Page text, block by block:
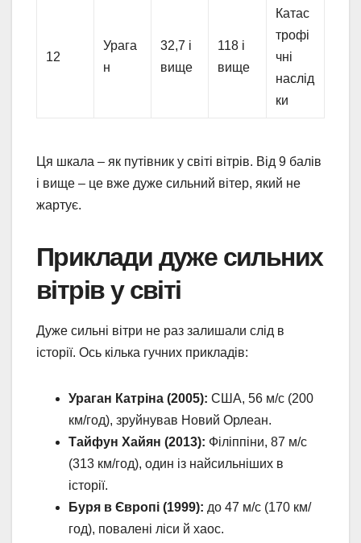
12
Урага
н
32,7 і
вище
118 і
вище
Катас
трофі
чні
наслід
ки
Ця шкала – як путівник у світі вітрів. Від 9 балів
і вище – це вже дуже сильний вітер, який не
жартує.
Приклади дуже сильних
вітрів у світі
Дуже сильні вітри не раз залишали слід в
історії. Ось кілька гучних прикладів:
Ураган Катріна (2005): США, 56 м/с (200
км/год), зруйнував Новий Орлеан.
Тайфун Хайян (2013): Філіппіни, 87 м/с
(313 км/год), один із найсильніших в
історії.
Буря в Європі (1999): до 47 м/с (170 км/
год), повалені ліси й хаос.